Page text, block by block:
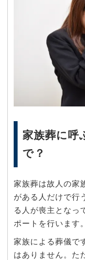
家族葬に呼
で？
家族葬は故人の家
がある人だけで行
る人が喪主となっ
ポートを行います。
家族による葬儀で
はありません。た